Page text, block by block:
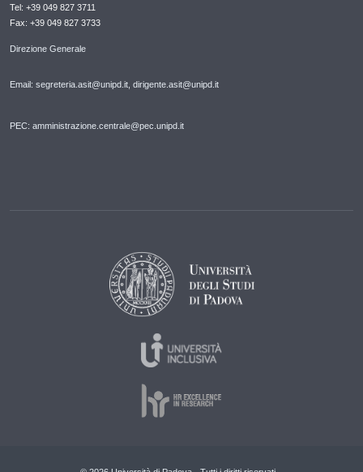
Tel: +39 049 827 3711
Fax: +39 049 827 3733
Direzione Generale
Email: segreteria.asit@unipd.it, dirigente.asit@unipd.it
PEC: amministrazione.centrale@pec.unipd.it